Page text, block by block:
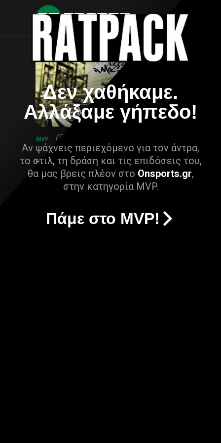
Δεν χαθήκαμε.
Αλλάξαμε γήπεδο!
Αν ψάχνεις περιεχόμενο για τον άντρα,
το στιλ, τη δράση και τις επιδόσεις του,
θα μας βρεις πλέον στο Onsports.gr,
στην κατηγορία MVP.
Πάμε στο MVP!